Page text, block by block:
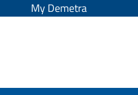
My Demetra